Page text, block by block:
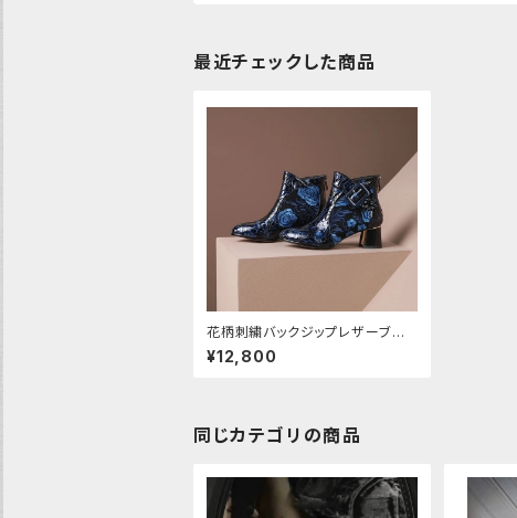
最近チェックした商品
花柄刺繍バックジップレザーブー
ツ
¥12,800
同じカテゴリの商品